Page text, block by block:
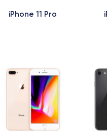
iPhone 11 Pro